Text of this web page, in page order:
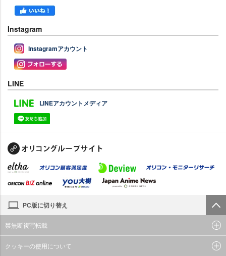
Instagram
Instagramアカウント
LINE
LINEアカウントメディア
PC版に切り替え
禁無断複写転載
クッキーの使用について